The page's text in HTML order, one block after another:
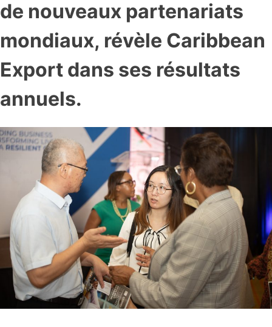
de nouveaux partenariats
mondiaux, révèle Caribbean
Export dans ses résultats
annuels.